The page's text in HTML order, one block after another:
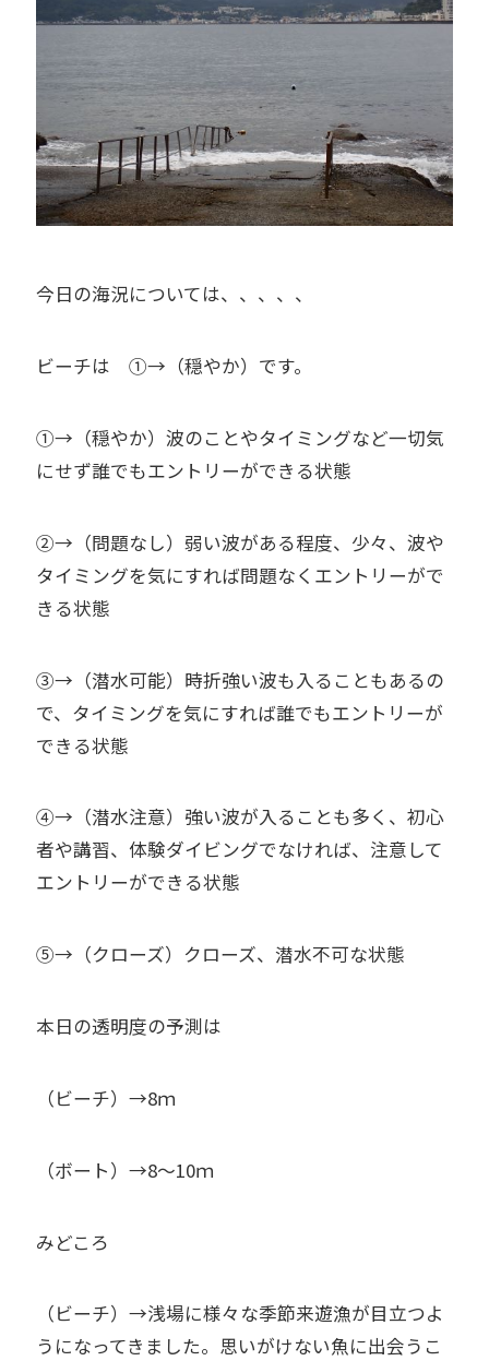
今日の海況については、、、、、
ビーチは ①→（穏やか）です。
①→（穏やか）波のことやタイミングなど一切気
にせず誰でもエントリーができる状態
②→（問題なし）弱い波がある程度、少々、波や
タイミングを気にすれば問題なくエントリーがで
きる状態
③→（潜水可能）時折強い波も入ることもあるの
で、タイミングを気にすれば誰でもエントリーが
できる状態
④→（潜水注意）強い波が入ることも多く、初心
者や講習、体験ダイビングでなければ、注意して
エントリーができる状態
⑤→（クローズ）クローズ、潜水不可な状態
本日の透明度の予測は
（ビーチ）→8ｍ
（ボート）→8～10ｍ
みどころ
（ビーチ）→浅場に様々な季節来遊漁が目立つよ
うになってきました。思いがけない魚に出会うこ